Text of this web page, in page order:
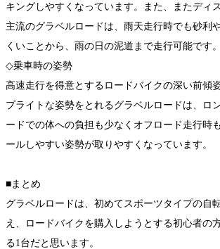
キングしやすくなっています。また、またディ
主流のグラベルロードは、雨天走行時でも砂利
くいことから、雨の日の泥道まで走行可能です。
◇乗車時の姿勢
高速走行を得意とするロードバイクの深い前傾
プライトな姿勢をとれるグラベルロードは、ロ
ードでの体への負担も少なくオフロード走行時
ールしやすい姿勢が取りやすくなっています。
■まとめ
グラベルロードは、初めてスポーツタイプの自
え、ロードバイクを購入しようとする初心者の
る1台だと思います。